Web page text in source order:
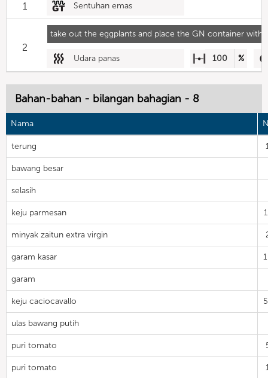
1 Sentuhan emas
take out the eggplants and place the GN container with
2
Udara panas 100 %
Bahan-bahan - bilangan bahagian - 8
Nama
terung
bawang besar
selasih
keju parmesan
minyak zaitun extra virgin
garam kasar
garam
keju caciocavallo
ulas bawang putih
puri tomato
puri tomato